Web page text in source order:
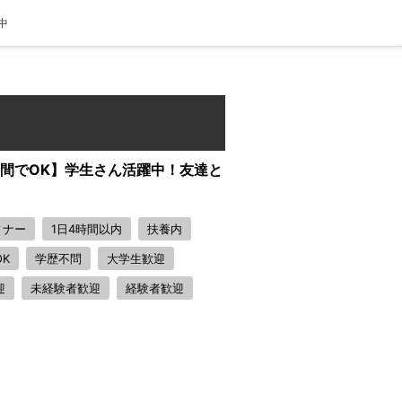
でOK】学生さん活躍中！友達と
ー 1日4時間以内 扶養内
学歴不問 大学生歓迎
未経験者歓迎 経験者歓迎